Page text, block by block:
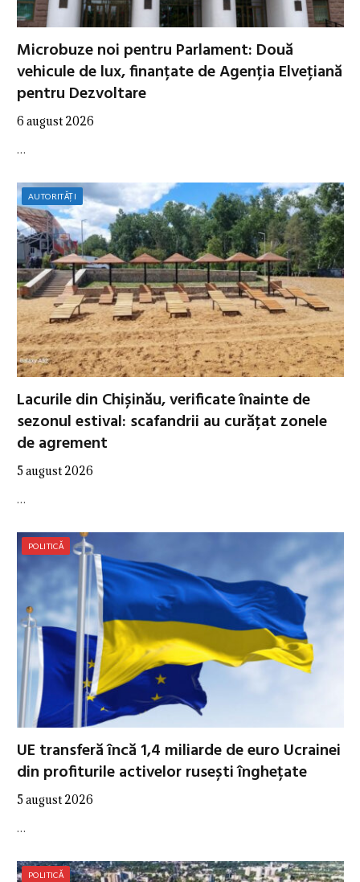
Microbuze noi pentru Parlament: Două
vehicule de lux, finanțate de Agenția Elvețiană
pentru Dezvoltare
6 august 2026
…
AUTORITĂȚI
Lacurile din Chișinău, verificate înainte de
sezonul estival: scafandrii au curățat zonele
de agrement
5 august 2026
…
POLITICĂ
UE transferă încă 1,4 miliarde de euro Ucrainei
din profiturile activelor rusești înghețate
5 august 2026
…
POLITICĂ